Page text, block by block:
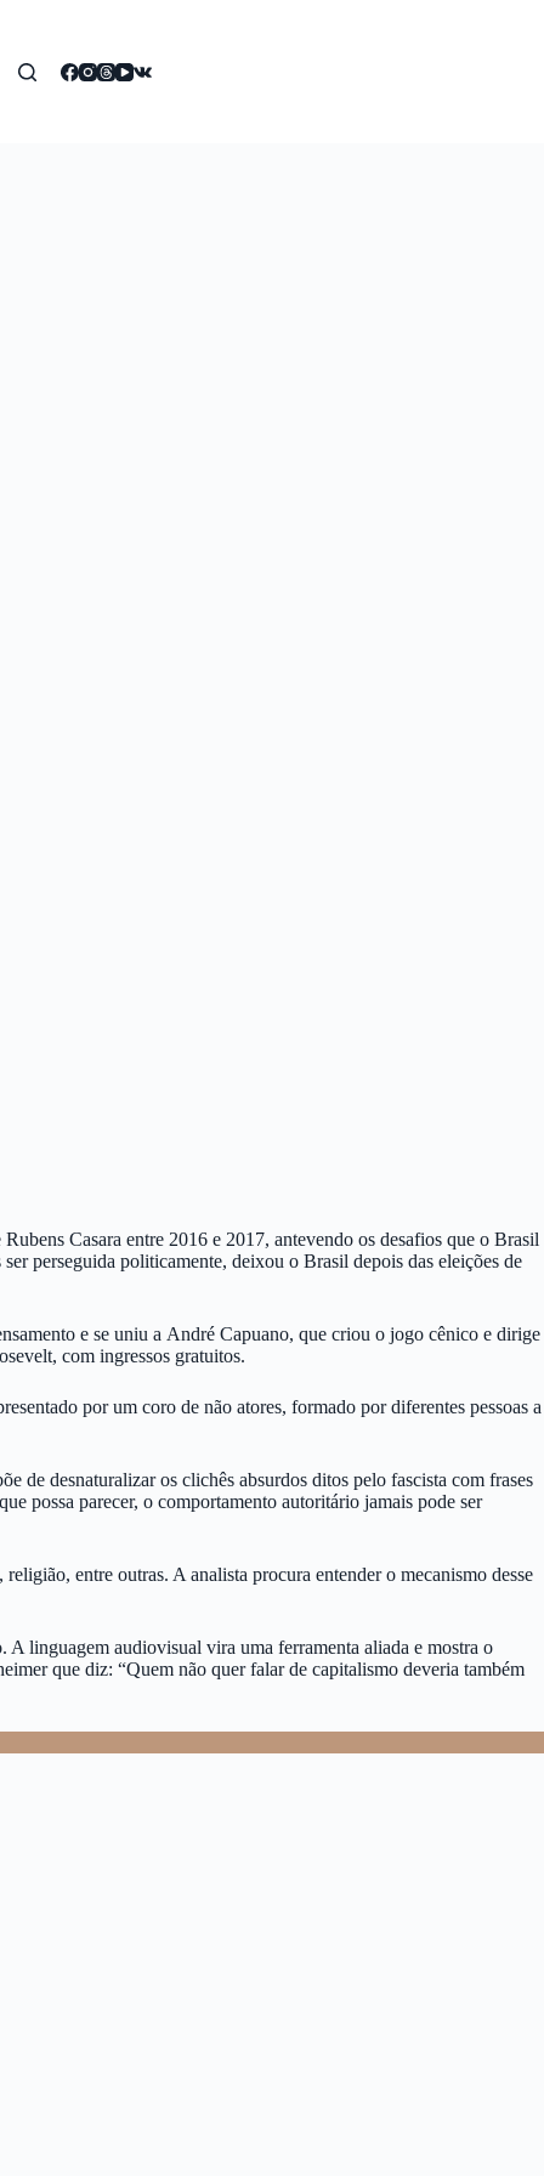
Casara entre 2016 e 2017, antevendo os desafios que o Brasil
perseguida politicamente, deixou o Brasil depois das eleições de
e se uniu a André Capuano, que criou o jogo cênico e dirige
com ingressos gratuitos.
por um coro de não atores, formado por diferentes pessoas a
de desnaturalizar os clichês absurdos ditos pelo fascista com frases
possa parecer, o comportamento autoritário jamais pode ser
entre outras. A analista procura entender o mecanismo desse
A linguagem audiovisual vira uma ferramenta aliada e mostra o
que diz: “Quem não quer falar de capitalismo deveria também